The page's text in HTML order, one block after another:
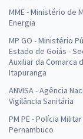
MME - Ministério de
Energia
MP GO - Ministério
Estado de Goiás -
Auxiliar da Comarca
Itapuranga
ANVISA - Agência
Vigilância Sanitária
PM PE - Polícia
Pernambuco